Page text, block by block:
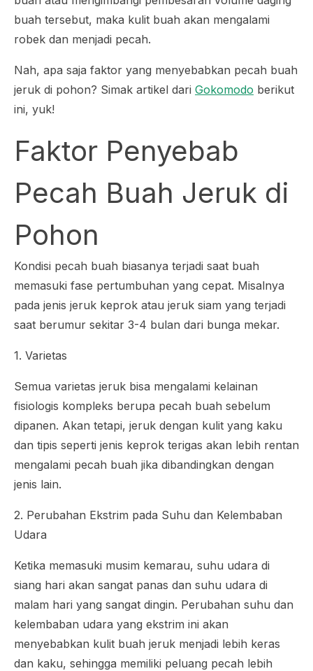
buah tersebut, maka kulit buah akan mengalami
robek dan menjadi pecah.
Nah, apa saja faktor yang menyebabkan pecah buah
jeruk di pohon? Simak artikel dari Gokomodo berikut
ini, yuk!
Faktor Penyebab
Pecah Buah Jeruk di
Pohon
Kondisi pecah buah biasanya terjadi saat buah
memasuki fase pertumbuhan yang cepat. Misalnya
pada jenis jeruk keprok atau jeruk siam yang terjadi
saat berumur sekitar 3-4 bulan dari bunga mekar.
1. Varietas
Semua varietas jeruk bisa mengalami kelainan
fisiologis kompleks berupa pecah buah sebelum
dipanen. Akan tetapi, jeruk dengan kulit yang kaku
dan tipis seperti jenis keprok terigas akan lebih rentan
mengalami pecah buah jika dibandingkan dengan
jenis lain.
2. Perubahan Ekstrim pada Suhu dan Kelembaban
Udara
Ketika memasuki musim kemarau, suhu udara di
siang hari akan sangat panas dan suhu udara di
malam hari yang sangat dingin. Perubahan suhu dan
kelembaban udara yang ekstrim ini akan
menyebabkan kulit buah jeruk menjadi lebih keras
dan kaku, sehingga memiliki peluang pecah lebih